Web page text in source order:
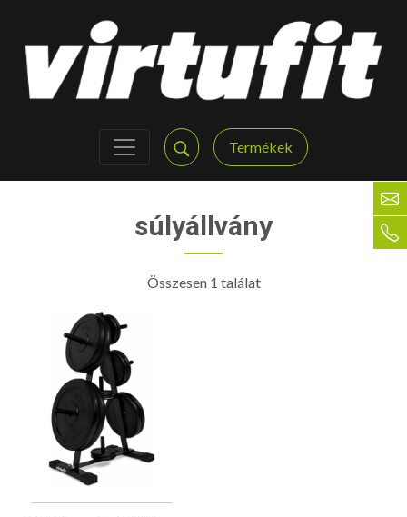
Termékek
súlyállvány
Összesen 1 találat